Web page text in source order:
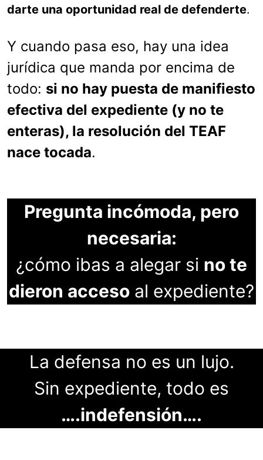
darte una oportunidad real de defenderte.
Y cuando pasa eso, hay una idea
jurídica que manda por encima de
todo: si no hay puesta de manifiesto
efectiva del expediente (y no te
enteras), la resolución del TEAF
nace tocada.
Pregunta incómoda, pero
necesaria:
¿cómo ibas a alegar si no te
dieron acceso al expediente?
La defensa no es un lujo.
Sin expediente, todo es
….indefensión….